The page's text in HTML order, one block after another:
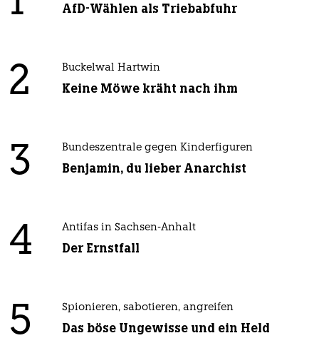
AfD-Wählen als Triebabfuhr
2 Buckelwal Hartwin
Keine Möwe kräht nach ihm
3 Bundeszentrale gegen Kinderfiguren
Benjamin, du lieber Anarchist
4 Antifas in Sachsen-Anhalt
Der Ernstfall
5 Spionieren, sabotieren, angreifen
Das böse Ungewisse und ein Held